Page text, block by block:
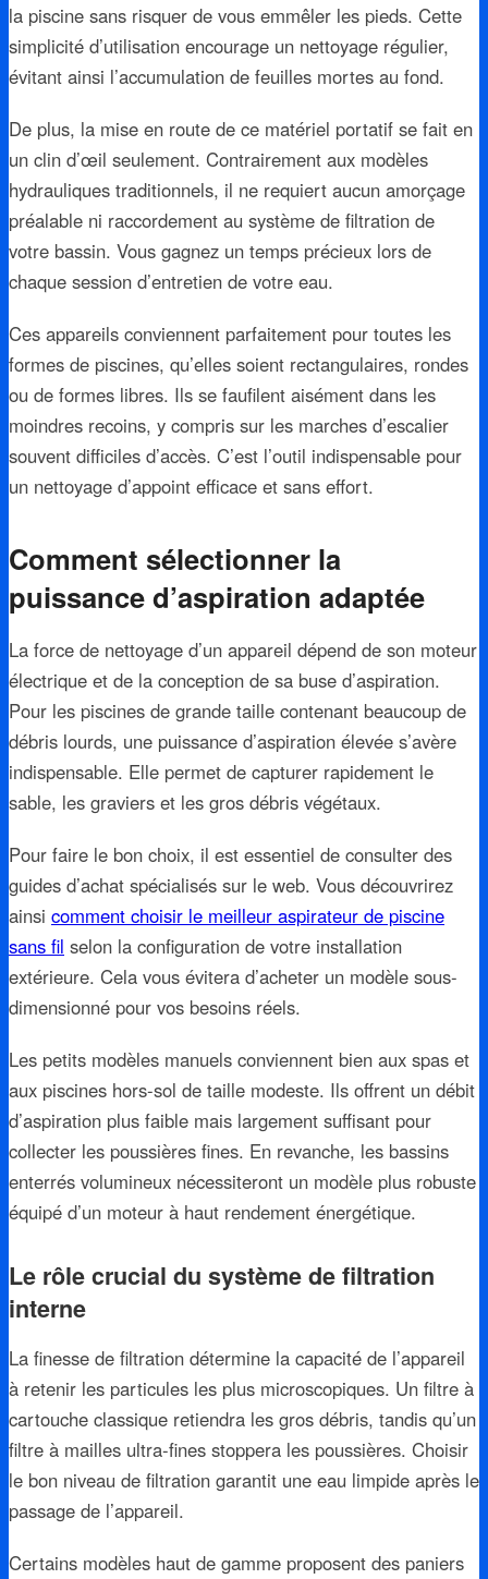
la piscine sans risquer de vous emmêler les pieds. Cette
simplicité d’utilisation encourage un nettoyage régulier,
évitant ainsi l’accumulation de feuilles mortes au fond.
De plus, la mise en route de ce matériel portatif se fait en
un clin d’œil seulement. Contrairement aux modèles
hydrauliques traditionnels, il ne requiert aucun amorçage
préalable ni raccordement au système de filtration de
votre bassin. Vous gagnez un temps précieux lors de
chaque session d’entretien de votre eau.
Ces appareils conviennent parfaitement pour toutes les
formes de piscines, qu’elles soient rectangulaires, rondes
ou de formes libres. Ils se faufilent aisément dans les
moindres recoins, y compris sur les marches d’escalier
souvent difficiles d’accès. C’est l’outil indispensable pour
un nettoyage d’appoint efficace et sans effort.
Comment sélectionner la
puissance d’aspiration adaptée
La force de nettoyage d’un appareil dépend de son moteur
électrique et de la conception de sa buse d’aspiration.
Pour les piscines de grande taille contenant beaucoup de
débris lourds, une puissance d’aspiration élevée s’avère
indispensable. Elle permet de capturer rapidement le
sable, les graviers et les gros débris végétaux.
Pour faire le bon choix, il est essentiel de consulter des
guides d’achat spécialisés sur le web. Vous découvrirez
ainsi comment choisir le meilleur aspirateur de piscine
sans fil selon la configuration de votre installation
extérieure. Cela vous évitera d’acheter un modèle sous-
dimensionné pour vos besoins réels.
Les petits modèles manuels conviennent bien aux spas et
aux piscines hors-sol de taille modeste. Ils offrent un débit
d’aspiration plus faible mais largement suffisant pour
collecter les poussières fines. En revanche, les bassins
enterrés volumineux nécessiteront un modèle plus robuste
équipé d’un moteur à haut rendement énergétique.
Le rôle crucial du système de filtration
interne
La finesse de filtration détermine la capacité de l’appareil
à retenir les particules les plus microscopiques. Un filtre à
cartouche classique retiendra les gros débris, tandis qu’un
filtre à mailles ultra-fines stoppera les poussières. Choisir
le bon niveau de filtration garantit une eau limpide après le
passage de l’appareil.
Certains modèles haut de gamme proposent des paniers